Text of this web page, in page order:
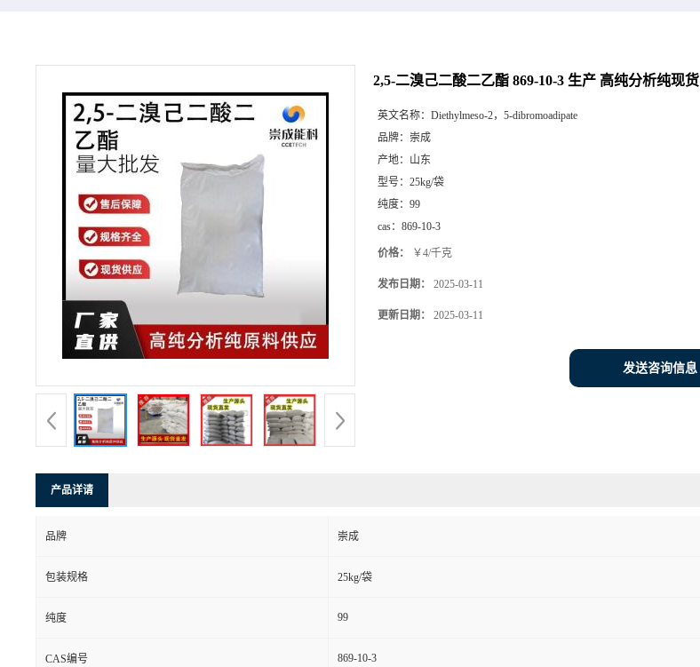
2,5-二溴己二酸二乙酯 869-10-3 生产 高纯分析纯现货
英文名称： Diethylmeso-2，5-dibromoadipate
品牌： 崇成
产地： 山东
型号： 25kg/袋
纯度： 99
cas： 869-10-3
价格： ￥4/千克
发布日期： 2025-03-11
更新日期： 2025-03-11
发送咨询信息
产品详请
品牌 崇成
包装规格 25kg/袋
纯度 99
CAS编号 869-10-3